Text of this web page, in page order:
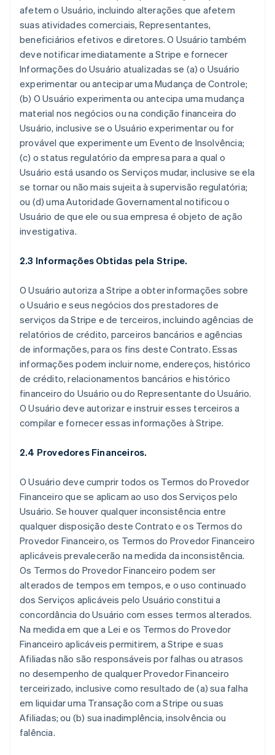
afetem o Usuário, incluindo alterações que afetem
suas atividades comerciais, Representantes,
beneficiários efetivos e diretores. O Usuário também
deve notificar imediatamente a Stripe e fornecer
Informações do Usuário atualizadas se (a) o Usuário
experimentar ou antecipar uma Mudança de Controle;
(b) O Usuário experimenta ou antecipa uma mudança
material nos negócios ou na condição financeira do
Usuário, inclusive se o Usuário experimentar ou for
provável que experimente um Evento de Insolvência;
(c) o status regulatório da empresa para a qual o
Usuário está usando os Serviços mudar, inclusive se ela
se tornar ou não mais sujeita à supervisão regulatória;
ou (d) uma Autoridade Governamental notificou o
Usuário de que ele ou sua empresa é objeto de ação
investigativa.
2.3 Informações Obtidas pela Stripe.
O Usuário autoriza a Stripe a obter informações sobre
o Usuário e seus negócios dos prestadores de
serviços da Stripe e de terceiros, incluindo agências de
relatórios de crédito, parceiros bancários e agências
de informações, para os fins deste Contrato. Essas
informações podem incluir nome, endereços, histórico
de crédito, relacionamentos bancários e histórico
financeiro do Usuário ou do Representante do Usuário.
O Usuário deve autorizar e instruir esses terceiros a
compilar e fornecer essas informações à Stripe.
2.4 Provedores Financeiros.
O Usuário deve cumprir todos os Termos do Provedor
Financeiro que se aplicam ao uso dos Serviços pelo
Usuário. Se houver qualquer inconsistência entre
qualquer disposição deste Contrato e os Termos do
Provedor Financeiro, os Termos do Provedor Financeiro
aplicáveis prevalecerão na medida da inconsistência.
Os Termos do Provedor Financeiro podem ser
alterados de tempos em tempos, e o uso continuado
dos Serviços aplicáveis pelo Usuário constitui a
concordância do Usuário com esses termos alterados.
Na medida em que a Lei e os Termos do Provedor
Financeiro aplicáveis permitirem, a Stripe e suas
Afiliadas não são responsáveis por falhas ou atrasos
no desempenho de qualquer Provedor Financeiro
terceirizado, inclusive como resultado de (a) sua falha
em liquidar uma Transação com a Stripe ou suas
Afiliadas; ou (b) sua inadimplência, insolvência ou
falência.